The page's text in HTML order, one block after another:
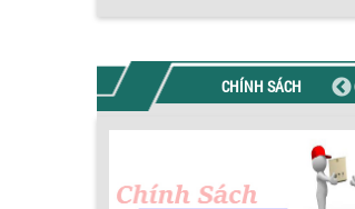
CHÍNH SÁCH
Hướng dẫn thanh toán mua hàng